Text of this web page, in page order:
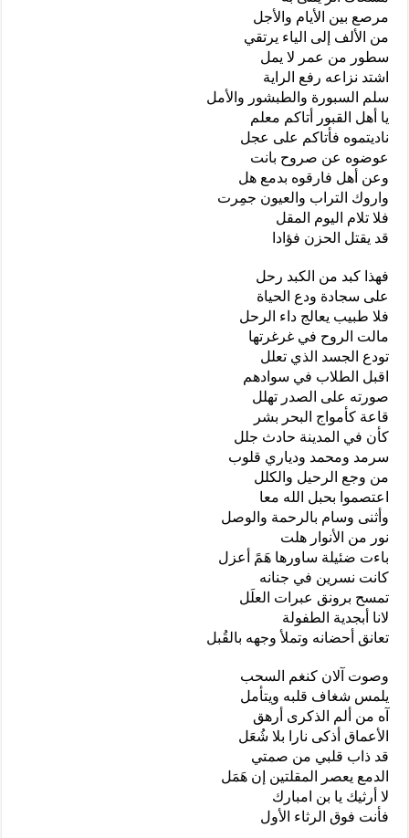
مرصع بين الأيام والأجل
من الألف إلى الياء يرتقي
سطور من عمر لا يمل
اشتد نزاعه رفع الراية
سلم السبورة والطبشور والأمل
يا أهل القبور أتاكم معلم
ناديتموه فأتاكم على عجل
عوضوه عن صروح بانت
وعن أهل فارقوه بدمع هل
واروك التراب والعيون جمِرت
فلا تلام اليوم المقل
قد يقتل الحزن فؤادا
فهذا كبد من الكبد رحل
على سجادة ودع الحياة
فلا طبيب يعالج داء الرحل
مالت الروح في غرغرتها
تودع الجسد الذي تعلل
اقبل الطلاب في سوادهم
صورته على الصدر تهلل
قاعة كأمواج البحر بشر
كأن في المدينة حادث جلل
سرمد ومحمد ودياري قلوب
من وجع الرحيل والكلل
اعتصموا بحبل الله معا
وأثنى وسام بالرحمة والوصل
نور من الأنوار هلت
باءت ضئيلة ساورها هَمً أعزل
كانت نسرين في جنانه
تمسح برونق عبرات العلَل
لانا أبجدية الطفولة
تعانق أحضانه وتملأ وجهه بالقُبل
وصوت آلان كنغم السحب
يلمس شغاف قلبه ويتأمل
آه من ألم الذكرى أرهق
الأعماق أذكى نارا بلا شُعَل
قد ذاب قلبي من صمتي
الدمع يعصر المقلتين إن هَمَل
لا أرثيك يا بن امبارك
فأنت فوق الرثاء الأول